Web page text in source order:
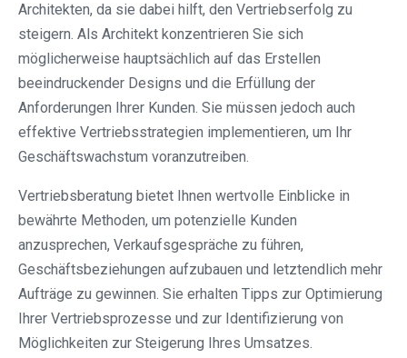
Architekten, da sie dabei hilft, den Vertriebserfolg zu
steigern. Als Architekt konzentrieren Sie sich
möglicherweise hauptsächlich auf das Erstellen
beeindruckender Designs und die Erfüllung der
Anforderungen Ihrer Kunden. Sie müssen jedoch auch
effektive Vertriebsstrategien implementieren, um Ihr
Geschäftswachstum voranzutreiben.
Vertriebsberatung bietet Ihnen wertvolle Einblicke in
bewährte Methoden, um potenzielle Kunden
anzusprechen, Verkaufsgespräche zu führen,
Geschäftsbeziehungen aufzubauen und letztendlich mehr
Aufträge zu gewinnen. Sie erhalten Tipps zur Optimierung
Ihrer Vertriebsprozesse und zur Identifizierung von
Möglichkeiten zur Steigerung Ihres Umsatzes.